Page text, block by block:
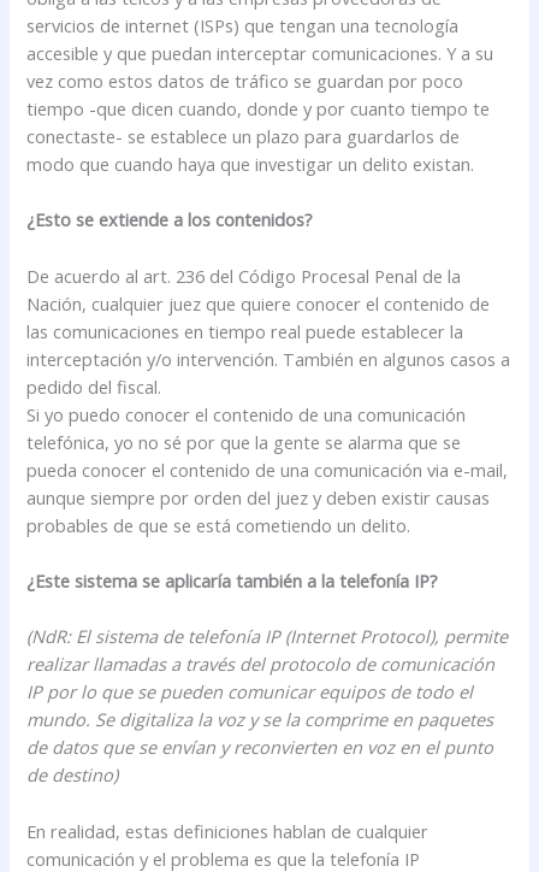
servicios de internet (ISPs) que tengan una tecnología
accesible y que puedan interceptar comunicaciones. Y a su
vez como estos datos de tráfico se guardan por poco
tiempo -que dicen cuando, donde y por cuanto tiempo te
conectaste- se establece un plazo para guardarlos de
modo que cuando haya que investigar un delito existan.
¿Esto se extiende a los contenidos?
De acuerdo al art. 236 del Código Procesal Penal de la
Nación, cualquier juez que quiere conocer el contenido de
las comunicaciones en tiempo real puede establecer la
interceptación y/o intervención. También en algunos casos a
pedido del fiscal.
Si yo puedo conocer el contenido de una comunicación
telefónica, yo no sé por que la gente se alarma que se
pueda conocer el contenido de una comunicación via e-mail,
aunque siempre por orden del juez y deben existir causas
probables de que se está cometiendo un delito.
¿Este sistema se aplicaría también a la telefonía IP?
(NdR: El sistema de telefonía IP (Internet Protocol), permite
realizar llamadas a través del protocolo de comunicación
IP por lo que se pueden comunicar equipos de todo el
mundo. Se digitaliza la voz y se la comprime en paquetes
de datos que se envían y reconvierten en voz en el punto
de destino)
En realidad, estas definiciones hablan de cualquier
comunicación y el problema es que la telefonía IP